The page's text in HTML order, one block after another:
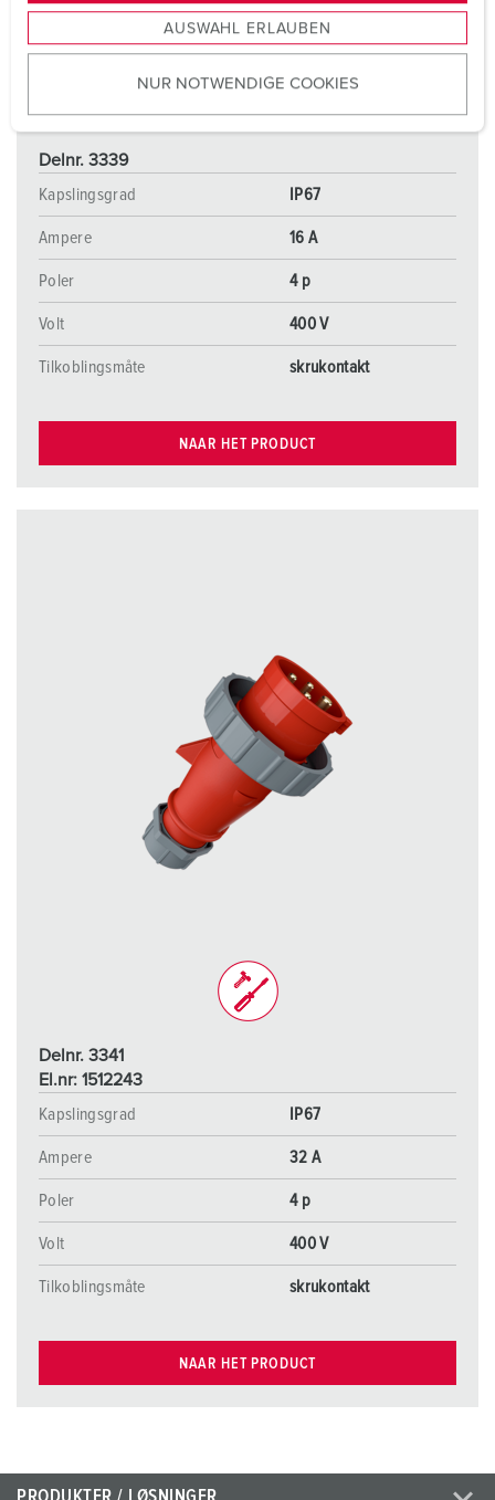
s
u
w
AUSWAHL ERLAUBEN
NUR NOTWENDIGE COOKIES
Delnr. 3339
Kapslingsgrad
IP67
Ampere 16 A
Poler 4 p
Volt 400 V
Tilkoblingsmåte skrukontakt
NAAR HET PRODUCT
Delnr. 3341
El.nr: 1512243
Kapslingsgrad
IP67
Ampere 32 A
Poler 4 p
Volt 400 V
Tilkoblingsmåte skrukontakt
NAAR HET PRODUCT